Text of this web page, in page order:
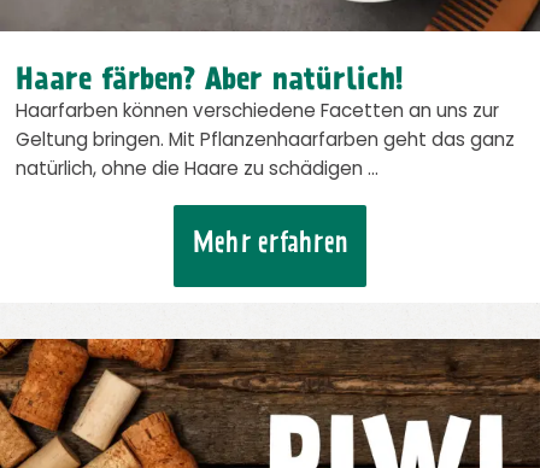
Haare färben? Aber natürlich!
Haarfarben können verschiedene Facetten an uns zur
Geltung bringen. Mit Pflanzenhaarfarben geht das ganz
natürlich, ohne die Haare zu schädigen …
Mehr erfahren